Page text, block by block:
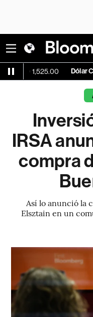
Dólar CCL BYMA
IRSA
compra
Así lo anunció la
Elsztain en un